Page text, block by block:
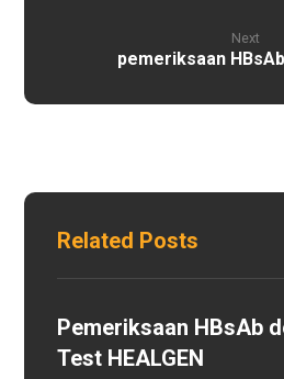
Next
pemeriksaan
Related Posts
Pemeriksaan HBsAb
Test HEALGEN